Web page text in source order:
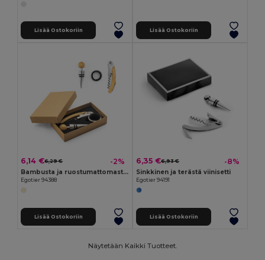
Lisää Ostokoriin Lisää Ostokoriin
6,14 €6,29 € -2%
Bambusta ja ruostumattomasta teräksestä valmistettu viinisarja
Egotier 94388
Lisää Ostokoriin
6,35 €6,93 € -8%
Sinkkinen ja terästä viinisetti
Egotier 94191
Lisää Ostokoriin
Näytetään Kaikki Tuotteet.